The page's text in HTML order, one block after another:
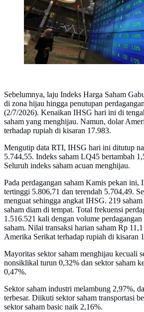
Sebelumnya, laju Indeks Harga Saham
di zona hijau hingga penutupan
(2/7/2026). Kenaikan IHSG hari ini di
saham yang menghijau. Namun, dolar
terhadap rupiah di kisaran 17.983.
Mengutip data RTI, IHSG hari ini ditutup
5.744,55. Indeks saham LQ45 bertambah
Seluruh indeks saham acuan menghijau.
Pada perdagangan saham Kamis pekan ini,
tertinggi 5.806,71 dan terendah 5.704,49.
menguat sehingga angkat IHSG. 219
saham diam di tempat. Total frekuensi
1.516.521 kali dengan volume
saham. Nilai transaksi harian saham Rp
Amerika Serikat terhadap rupiah di kisaran
Mayoritas sektor saham menghijau kecuali
nonsiklikal turun 0,32% dan sektor saham
0,47%.
Sektor saham industri melambung 2,97%,
terbesar. Diikuti sektor saham transportasi
sektor saham basic naik 2,16%.